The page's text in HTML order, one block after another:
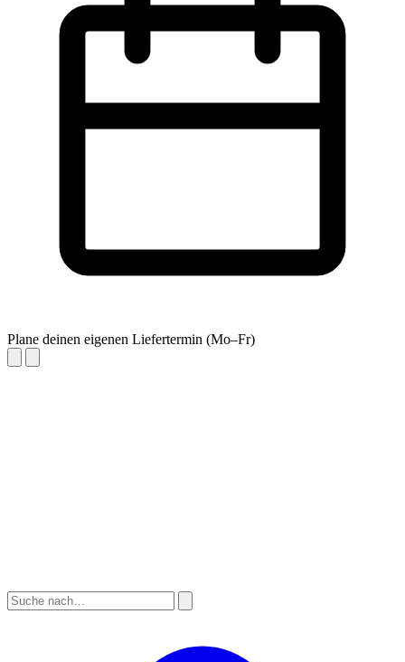
Plane deinen eigenen Liefertermin (Mo–Fr)